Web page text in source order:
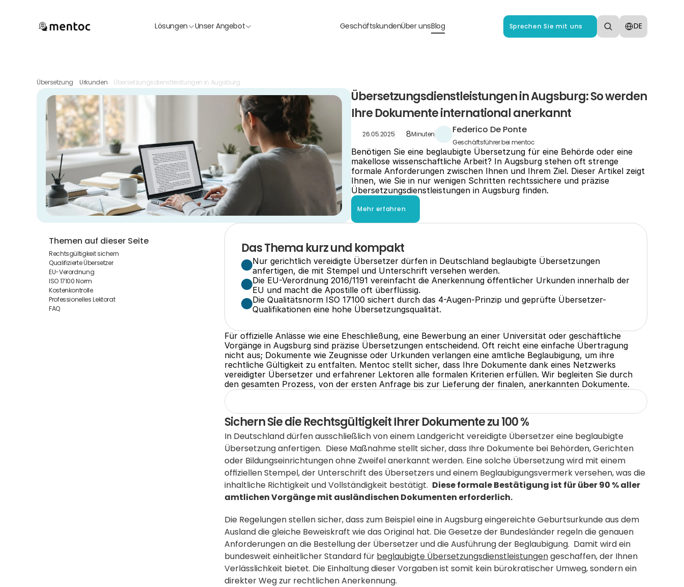
Lösungen Unser Angebot GeschäftskundenÜber unsBlog Sprechen Sie mit uns
Select Language
DE
Übersetzung Urkunden Übersetzungsdienstleistungen in Augsburg
Übersetzungsdienstleistungen in Augsburg: So werden
Ihre Dokumente international anerkannt
26.05.2025 8Minuten Federico De Ponte
Geschäftsführer bei mentoc
Benötigen Sie eine beglaubigte Übersetzung für eine Behörde oder eine
makellose wissenschaftliche Arbeit? In Augsburg stehen oft strenge
formale Anforderungen zwischen Ihnen und Ihrem Ziel. Dieser Artikel zeigt
Ihnen, wie Sie in nur wenigen Schritten rechtssichere und präzise
Übersetzungsdienstleistungen in Augsburg finden.
Mehr erfahren
Themen auf dieser Seite
Rechtsgültigkeit sichern
Qualifizierte Übersetzer
EU-Verordnung
ISO 17100 Norm
Kostenkontrolle
Professionelles Lektorat
FAQ
Das Thema kurz und kompakt
Nur gerichtlich vereidigte Übersetzer dürfen in Deutschland beglaubigte Übersetzungen
anfertigen, die mit Stempel und Unterschrift versehen werden.
Die EU-Verordnung 2016/1191 vereinfacht die Anerkennung öffentlicher Urkunden innerhalb der
EU und macht die Apostille oft überflüssig.
Die Qualitätsnorm ISO 17100 sichert durch das 4-Augen-Prinzip und geprüfte Übersetzer-
Qualifikationen eine hohe Übersetzungsqualität.
Für offizielle Anlässe wie eine Eheschließung, eine Bewerbung an einer Universität oder geschäftliche
Vorgänge in Augsburg sind präzise Übersetzungen entscheidend. Oft reicht eine einfache Übertragung
nicht aus; Dokumente wie Zeugnisse oder Urkunden verlangen eine amtliche Beglaubigung, um ihre
rechtliche Gültigkeit zu entfalten. Mentoc stellt sicher, dass Ihre Dokumente dank eines Netzwerks
vereidigter Übersetzer und erfahrener Lektoren alle formalen Kriterien erfüllen. Wir begleiten Sie durch
den gesamten Prozess, von der ersten Anfrage bis zur Lieferung der finalen, anerkannten Dokumente.
Sichern Sie die Rechtsgültigkeit Ihrer Dokumente zu 100 %
In Deutschland dürfen ausschließlich von einem Landgericht vereidigte Übersetzer eine beglaubigte
Übersetzung anfertigen.  Diese Maßnahme stellt sicher, dass Ihre Dokumente bei Behörden, Gerichten
oder Bildungseinrichtungen ohne Zweifel anerkannt werden. Eine solche Übersetzung wird mit einem
offiziellen Stempel, der Unterschrift des Übersetzers und einem Beglaubigungsvermerk versehen, was die
inhaltliche Richtigkeit und Vollständigkeit bestätigt. Diese formale Bestätigung ist für über 90 % aller
amtlichen Vorgänge mit ausländischen Dokumenten erforderlich.
Die Regelungen stellen sicher, dass zum Beispiel eine in Augsburg eingereichte Geburtsurkunde aus dem
Ausland die gleiche Beweiskraft wie das Original hat. Die Gesetze der Bundesländer regeln die genauen
Anforderungen an die Bestellung der Übersetzer und die Ausführung der Beglaubigung.  Damit wird ein
bundesweit einheitlicher Standard für beglaubigte Übersetzungsdienstleistungen geschaffen, der Ihnen
Verlässlichkeit bietet. Die Einhaltung dieser Vorgaben ist somit kein bürokratischer Umweg, sondern ein
direkter Weg zur rechtlichen Anerkennung.